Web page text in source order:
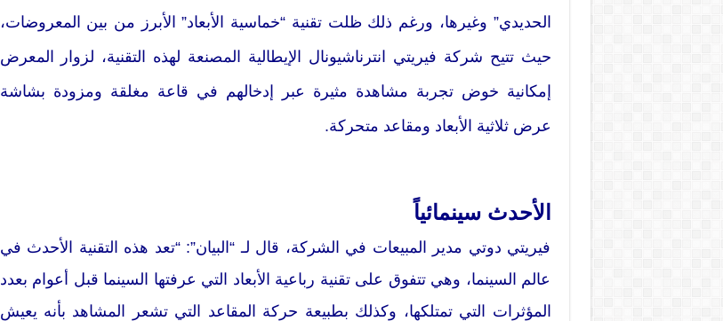
الحديدي” وغيرها، ورغم ذلك ظلت تقنية “خماسية الأبعاد” الأبرز من بين المعروضات،
حيث تتيح شركة فيريتي انترناشيونال الإيطالية المصنعة لهذه التقنية، لزوار المعرض
إمكانية خوض تجربة مشاهدة مثيرة عبر إدخالهم في قاعة مغلقة ومزودة بشاشة
عرض ثلاثية الأبعاد ومقاعد متحركة.
الأحدث سينمائياً
فيريتي دوتي مدير المبيعات في الشركة، قال لـ “البيان”: “تعد هذه التقنية الأحدث في
عالم السينما، وهي تتفوق على تقنية رباعية الأبعاد التي عرفتها السينما قبل أعوام بعدد
المؤثرات التي تمتلكها، وكذلك بطبيعة حركة المقاعد التي تشعر المشاهد بأنه يعيش